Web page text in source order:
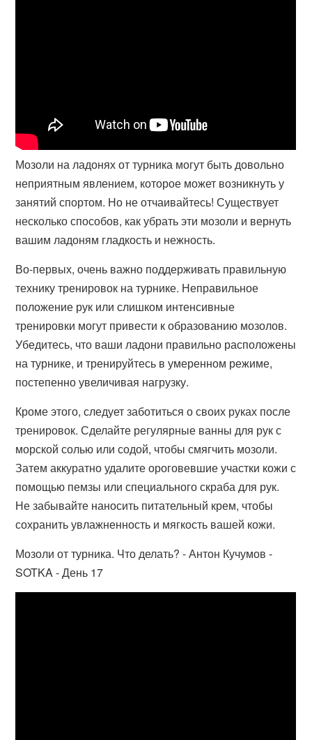
Мозоли на ладонях от турника могут быть довольно
неприятным явлением, которое может возникнуть у
занятий спортом. Но не отчаивайтесь! Существует
несколько способов, как убрать эти мозоли и вернуть
вашим ладоням гладкость и нежность.
Во-первых, очень важно поддерживать правильную
технику тренировок на турнике. Неправильное
положение рук или слишком интенсивные
тренировки могут привести к образованию мозолов.
Убедитесь, что ваши ладони правильно расположены
на турнике, и тренируйтесь в умеренном режиме,
постепенно увеличивая нагрузку.
Кроме этого, следует заботиться о своих руках после
тренировок. Сделайте регулярные ванны для рук с
морской солью или содой, чтобы смягчить мозоли.
Затем аккуратно удалите ороговевшие участки кожи с
помощью пемзы или специального скраба для рук.
Не забывайте наносить питательный крем, чтобы
сохранить увлажненность и мягкость вашей кожи.
Мозоли от турника. Что делать? - Антон Кучумов -
SOTKA - День 17